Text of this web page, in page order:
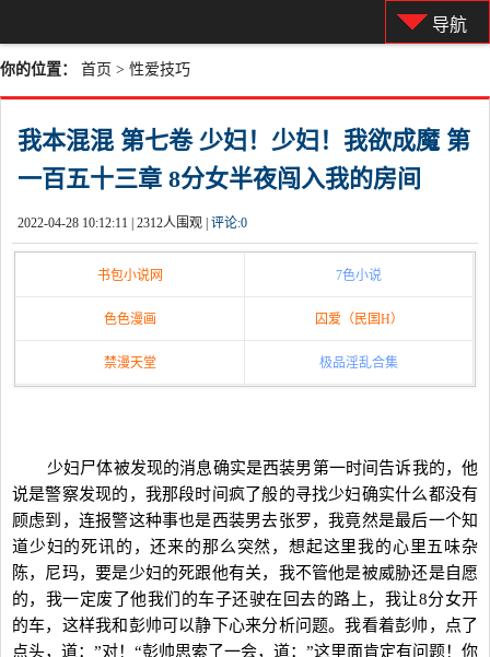
导航
你的位置： 首页 > 性爱技巧
我本混混 第七卷 少妇！少妇！我欲成魔 第
一百五十三章 8分女半夜闯入我的房间
2022-04-28 10:12:11 | 2312人围观 | 评论:0
书包小说网 7色小说
色色漫画 囚爱（民国H）
禁漫天堂 极品淫乱合集
少妇尸体被发现的消息确实是西装男第一时间告诉我的，他
说是警察发现的，我那段时间疯了般的寻找少妇确实什么都没有
顾虑到，连报警这种事也是西装男去张罗，我竟然是最后一个知
道少妇的死讯的，还来的那么突然，想起这里我的心里五味杂
陈，尼玛，要是少妇的死跟他有关，我不管他是被威胁还是自愿
的，我一定废了他我们的车子还驶在回去的路上，我让8分女开
的车，这样我和彭帅可以静下心来分析问题。我看着彭帅，点了
点头，道：”对！“彭帅思索了一会，道：”这里面肯定有问题！你